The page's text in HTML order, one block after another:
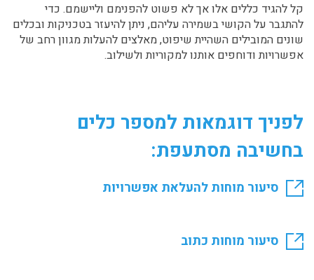
קל להגיד כללים אלו אך לא פשוט להפנימם וליישמם. כדי
להתגבר על הקושי בשמירה עליהם, ניתן להיעזר בטכניקות ובכלים
שונים המובילים השהיית שיפוט, מאלצים להעלות מגוון רחב של
אפשרויות ודוחפים אותנו למקוריות ולשילוב.
לפניך דוגמאות למספר כלים
בחשיבה מסתעפת:
סיעור מוחות להעלאת אפשרויות
סיעור מוחות כתוב